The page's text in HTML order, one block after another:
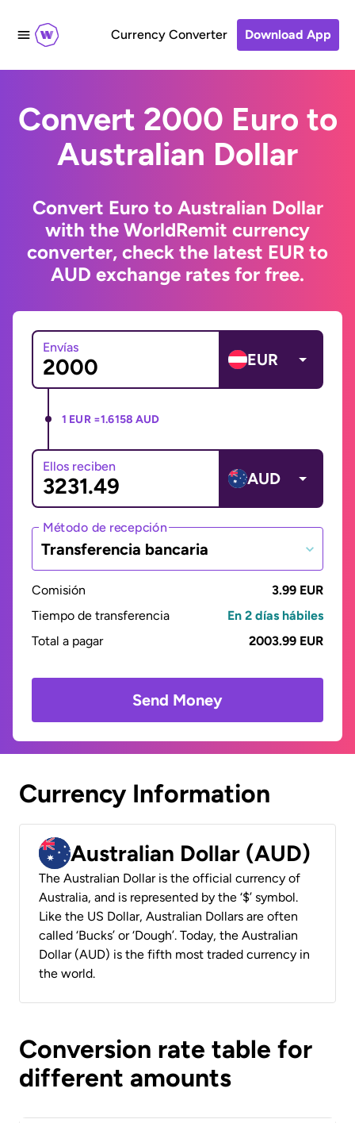
Currency Converter Download App
Convert 2000 Euro to
Australian Dollar
Convert Euro to Australian Dollar
with the WorldRemit currency
converter, check the latest EUR to
AUD exchange rates for free.
Envías
EUR
1 EUR =1.6158 AUD
Ellos reciben
AUD
Método de recepción
Transferencia bancaria
Comisión
3.99 EUR
Tiempo de transferencia
En 2 días hábiles
Total a pagar
2003.99 EUR
Send Money
Currency Information
Australian Dollar (AUD)
The Australian Dollar is the official currency of
Australia, and is represented by the ‘$’ symbol.
Like the US Dollar, Australian Dollars are often
called ‘Bucks’ or ‘Dough’. Today, the Australian
Dollar (AUD) is the fifth most traded currency in
the world.
Conversion rate table for
different amounts